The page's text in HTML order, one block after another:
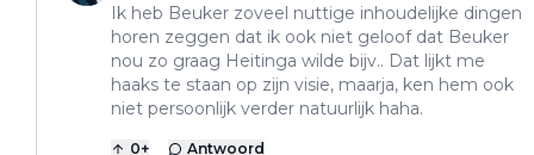
Ik heb Beuker zoveel nuttige inhoudelijke dingen
horen zeggen dat ik ook niet geloof dat Beuker
nou zo graag Heitinga wilde bijv.. Dat lijkt me
haaks te staan op zijn visie, maarja, ken hem ook
niet persoonlijk verder natuurlijk haha.
0+ Antwoord